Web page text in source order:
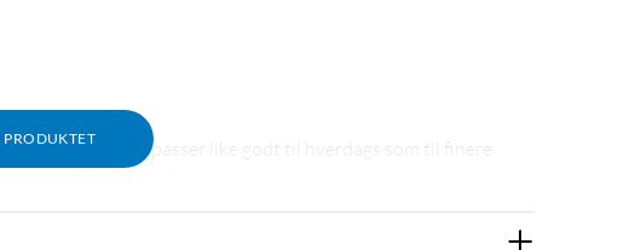
PRODUKTETlook som passer like godt til hverdags som til finere